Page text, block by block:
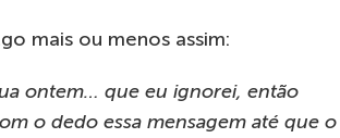
mais ou menos assim:
ontem… que eu ignorei, então
o dedo essa mensagem até que o